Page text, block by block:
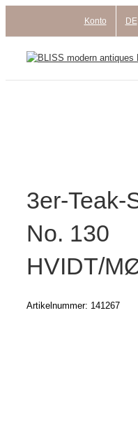
springen
Konto DE
3er-Teak-
No. 130
HVIDT/
Artikelnummer: 141267